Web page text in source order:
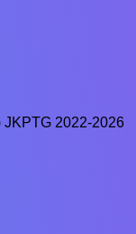
2022-2026